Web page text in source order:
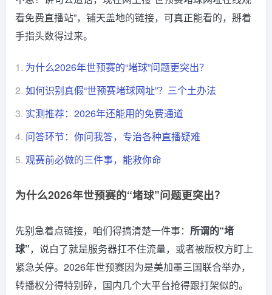
看免费直播站”，铺天盖地的链接，可真正能看的，掰着
手指头数得过来。
1. 为什么2026年世预赛的“堵球”问题更突出？
2. 如何识别真假“世预赛堵球网址”？三个土办法
3. 实测推荐：2026年还能用的免费通道
4. 问答环节：你问我答，专治各种直播疑难
5. 观赛前必做的三件事，能救你命
为什么2026年世预赛的“堵球”问题更突出？
先别急着点链接，咱们得搞清楚一件事： 所谓的“堵
球”，说白了就是服务器扛不住流量，或者被版权方盯上
紧急关停。2026年世预赛因为是美加墨三国联合举办，
转播权分得特别碎，国内几个大平台抢得跟打架似的。